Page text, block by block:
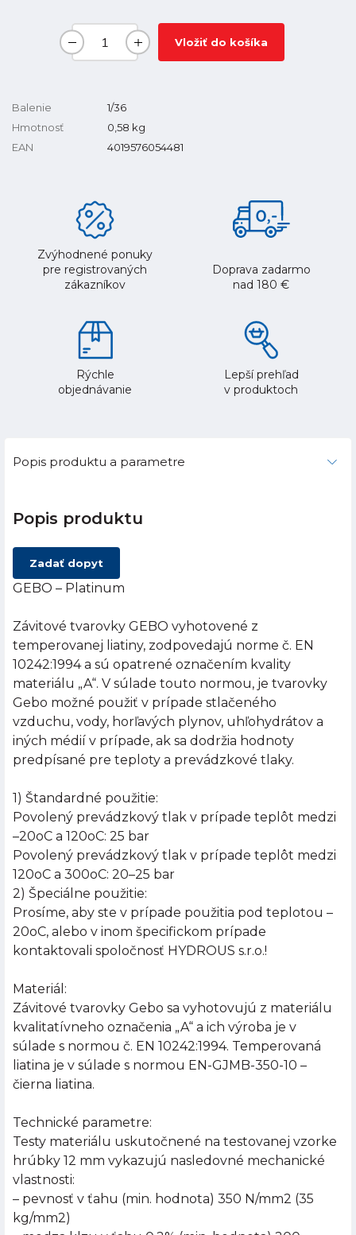
Vložiť do košíka
Balenie
1/36
Hmotnosť
0,58 kg
EAN
4019576054481
Zvýhodnené ponuky
pre registrovaných
zákazníkov
Doprava zadarmo
nad 180 €
Rýchle
objednávanie
Lepší prehľad
v produktoch
Popis produktu a parametre
Popis produktu
Zadať dopyt
GEBO – Platinum
Závitové tvarovky GEBO vyhotovené z
temperovanej liatiny, zodpovedajú norme č. EN
10242:1994 a sú opatrené označením kvality
materiálu „A“. V súlade touto normou, je tvarovky
Gebo možné použiť v prípade stlačeného
vzduchu, vody, horľavých plynov, uhľohydrátov a
iných médií v prípade, ak sa dodržia hodnoty
predpísané pre teploty a prevádzkové tlaky.
1) Štandardné použitie:
Povolený prevádzkový tlak v prípade teplôt medzi
–20oC a 120oC: 25 bar
Povolený prevádzkový tlak v prípade teplôt medzi
120oC a 300oC: 20–25 bar
2) Špeciálne použitie:
Prosíme, aby ste v prípade použitia pod teplotou –
20oC, alebo v inom špecifickom prípade
kontaktovali spoločnosť HYDROUS s.r.o.!
Materiál:
Závitové tvarovky Gebo sa vyhotovujú z materiálu
kvalitatívneho označenia „A“ a ich výroba je v
súlade s normou č. EN 10242:1994. Temperovaná
liatina je v súlade s normou EN-GJMB-350-10 –
čierna liatina.
Technické parametre:
Testy materiálu uskutočnené na testovanej vzorke
hrúbky 12 mm vykazujú nasledovné mechanické
vlastnosti:
– pevnosť v ťahu (min. hodnota) 350 N/mm2 (35
kg/mm2)